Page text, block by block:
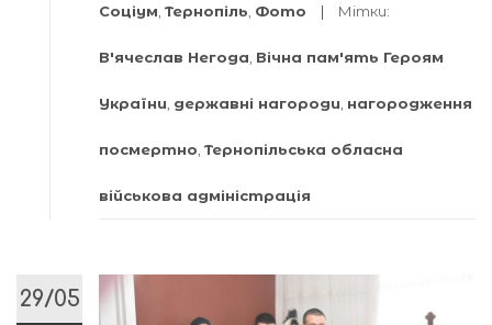
Соціум Тернопіль Фото Мітки:
В'ячеслав Негода Вічна пам'ять Героям
України державні нагороди нагородження
посмертно Тернопільська обласна
військова адміністрація
29/05